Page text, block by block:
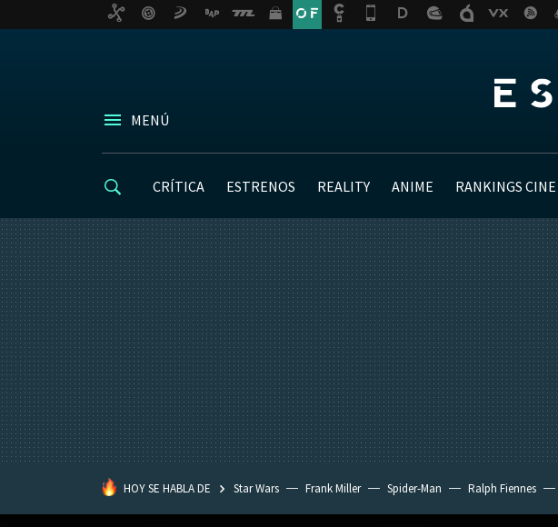
MENÚ
CRÍTICA ESTRENOS REALITY ANIME RANKINGS CINE
HOY SE HABLA DE Star Wars Frank Miller Spider-Man Ralph Fiennes